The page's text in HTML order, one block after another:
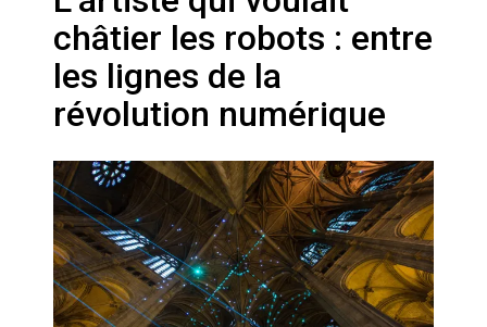
prévoient la fin de l’emploi « à
cause » de l’IA se plantent-
elles toujours ?
Le consultant : une lecture
sociologique
Quand Mistral veut moraliser le
pillage
Commentaire sur la polémique
des perroquets
châtier les robots : entre
les lignes de la
révolution numérique